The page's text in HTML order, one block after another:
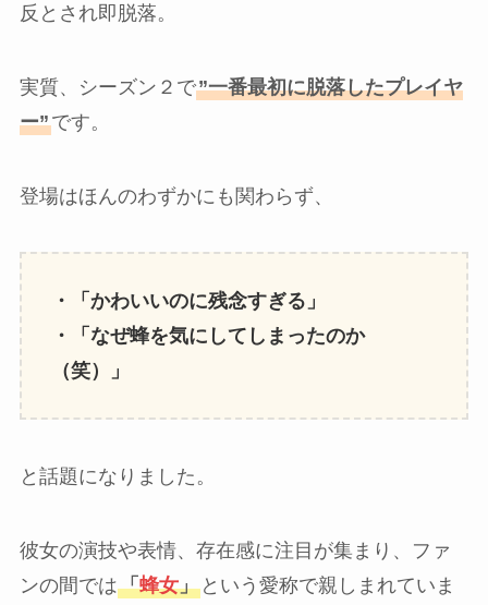
反とされ即脱落。
実質、シーズン２で”一番最初に脱落したプレイヤ
ー”です。
登場はほんのわずかにも関わらず、
・「かわいいのに残念すぎる」
・「なぜ蜂を気にしてしまったのか
（笑）」
と話題になりました。
彼女の演技や表情、存在感に注目が集まり、ファ
ンの間では「蜂女」という愛称で親しまれていま